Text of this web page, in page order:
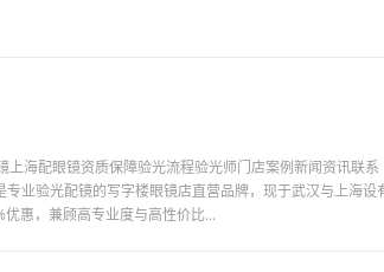
海配眼镜资质保障验光流程验光师门店案例新闻资讯联系
专业验光配镜的写字楼眼镜店直营品牌，现于武汉与上海
惠，兼顾高专业度与高性价比...